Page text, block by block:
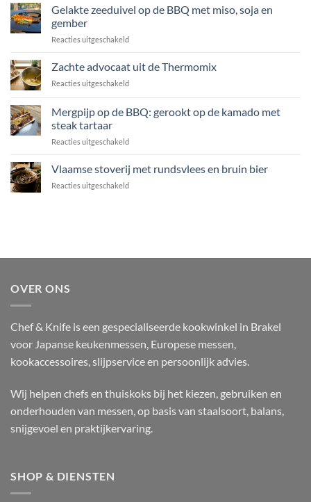
in
salieboter
coquille,
en
Padano
Gelakte zeeduivel op de BBQ met miso, soja en
gember
Reacties uitgeschakeldvoor
zeeduivel
de
met
en
Zachte advocaat uit de Thermomix
Reacties uitgeschakeldvoor
uit
Mergpijp op de BBQ: gerookt op de kamado met
steak tartaar
Reacties uitgeschakeldvoor
op
de
BBQ:
steak
Vlaamse stoverij met rundsvlees en bruin bier
Reacties uitgeschakeldvoor
OVER ONS
Chef & Knife is een gespecialiseerde kookwinkel in Brakel
voor Japanse keukenmessen, Europese messen,
kookaccessoires, slijpservice en persoonlijk advies.
Wij helpen chefs en thuiskoks bij het kiezen, gebruiken en
onderhouden van messen, op basis van staalsoort, balans,
snijgevoel en praktijkervaring.
SHOP & DIENSTEN